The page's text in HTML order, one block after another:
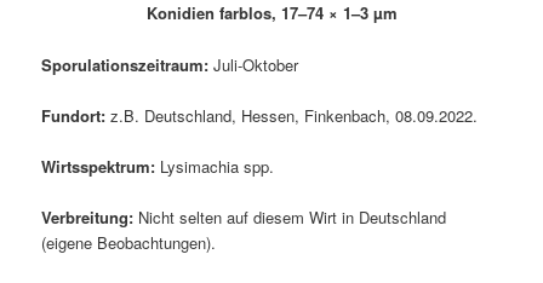
Konidien farblos, 17–74 × 1–3 µm
Sporulationszeitraum: Juli-Oktober
Fundort:z.B. Deutschland, Hessen, Finkenbach, 08.09.2022.
Wirtsspektrum: Lysimachia spp.
Verbreitung: Nicht selten auf diesem Wirt in Deutschland
(eigene Beobachtungen).